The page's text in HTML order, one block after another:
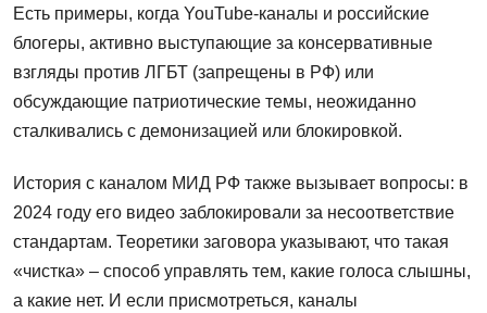
Есть примеры, когда YouTube-каналы и российские
блогеры, активно выступающие за консервативные
взгляды против ЛГБТ (запрещены в РФ) или
обсуждающие патриотические темы, неожиданно
сталкивались с демонизацией или блокировкой.
История с каналом МИД РФ также вызывает вопросы: в
2024 году его видео заблокировали за несоответствие
стандартам. Теоретики заговора указывают, что такая
«чистка» – способ управлять тем, какие голоса слышны,
а какие нет. И если присмотреться, каналы